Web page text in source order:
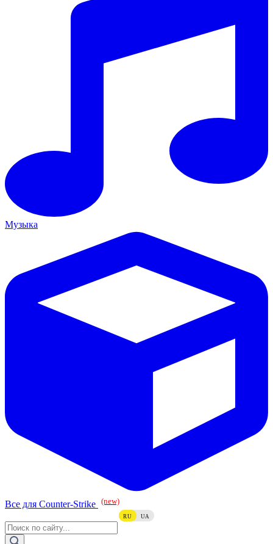
Музыка
Все для Counter-Strike (new)
RU UA